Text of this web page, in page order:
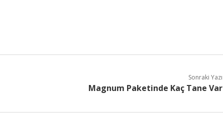
Sonraki Yazı
Magnum Paketinde Kaç Tane Var